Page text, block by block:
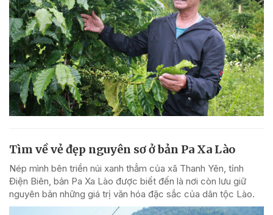
Tìm về vẻ đẹp nguyên sơ ở bản Pa Xa Lào
Nép mình bên triền núi xanh thẳm của xã Thanh Yên, tỉnh
Điện Biên, bản Pa Xa Lào được biết đến là nơi còn lưu giữ
nguyên bản những giá trị văn hóa đặc sắc của dân tộc Lào.